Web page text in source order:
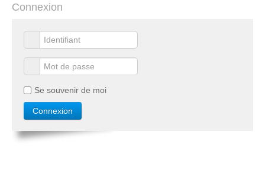
Connexion
Se souvenir de moi